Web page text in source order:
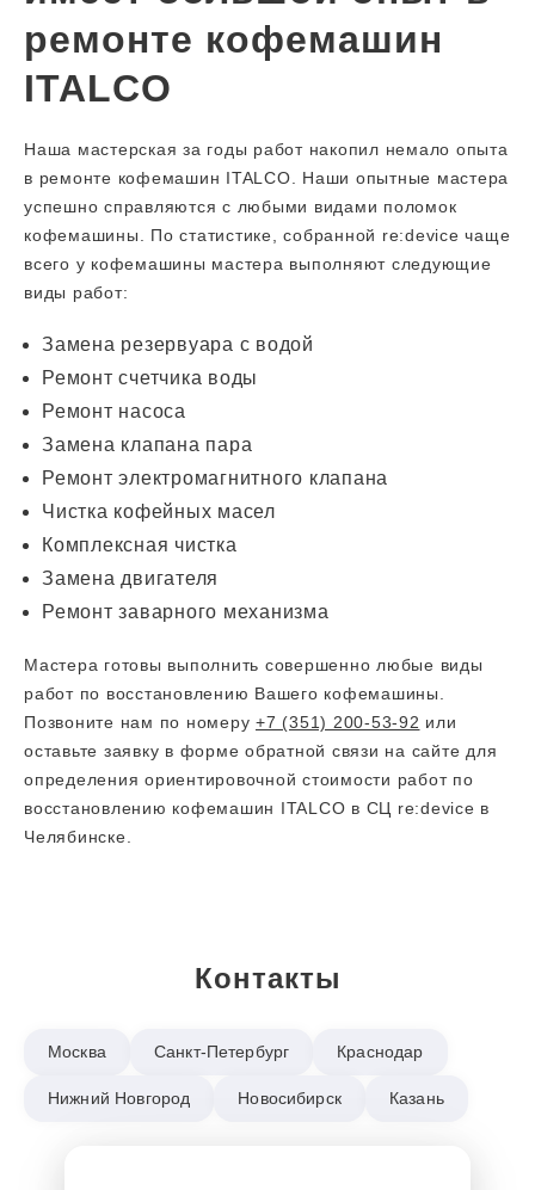
ремонте кофемашин
ITALCO
Наша мастерская за годы работ накопил немало опыта
в ремонте кофемашин ITALCO. Наши опытные мастера
успешно справляются с любыми видами поломок
кофемашины. По статистике, собранной re:device чаще
всего у кофемашины мастера выполняют следующие
виды работ:
Замена резервуара с водой
Ремонт счетчика воды
Ремонт насоса
Замена клапана пара
Ремонт электромагнитного клапана
Чистка кофейных масел
Комплексная чистка
Замена двигателя
Ремонт заварного механизма
Мастера готовы выполнить совершенно любые виды
работ по восстановлению Вашего кофемашины.
Позвоните нам по номеру +7 (351) 200-53-92 или
оставьте заявку в форме обратной связи на сайте для
определения ориентировочной стоимости работ по
восстановлению кофемашин ITALCO в СЦ re:device в
Челябинске.
Контакты
Москва Санкт-Петербург Краснодар
Нижний Новгород Новосибирск Казань